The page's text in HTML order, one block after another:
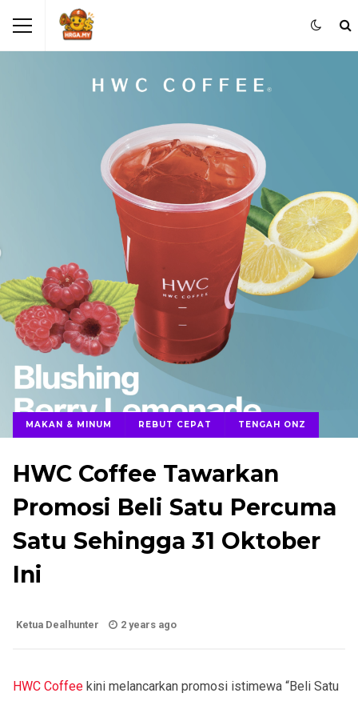
MAKAN & MINUM REBUT CEPAT TENGAH ONZ
HWC Coffee Tawarkan
Promosi Beli Satu Percuma
Satu Sehingga 31 Oktober
Ini
Ketua Dealhunter 2 years ago
HWC Coffee kini melancarkan promosi istimewa “Beli Satu